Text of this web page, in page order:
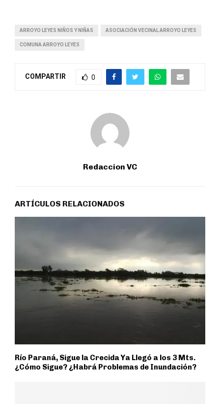
ARROYO LEYES NIÑOS Y NIÑAS ASOCIACIÓN VECINAL ARROYO LEYES
COMUNA ARROYO LEYES
COMPARTIR 0
Redaccion VC
ARTÍCULOS RELACIONADOS
Río Paraná, Sigue la Crecida Ya Llegó a los 3 Mts.
¿Cómo Sigue? ¿Habrá Problemas de Inundación?